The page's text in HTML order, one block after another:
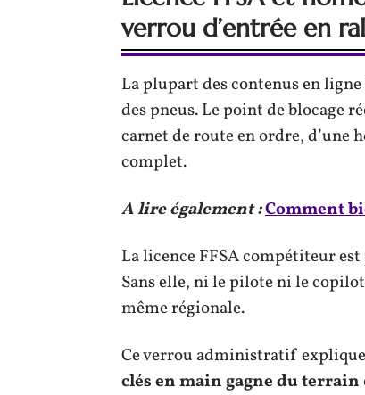
verrou d’entrée en
La plupart des contenus en
des pneus. Le point de blocage
carnet de route en ordre, d’une
complet.
A lire également :Comment
La licence FFSA compétiteur
Sans elle, ni le pilote ni le
même régionale.
Ce verrou administratif
clés en main gagne du terrain